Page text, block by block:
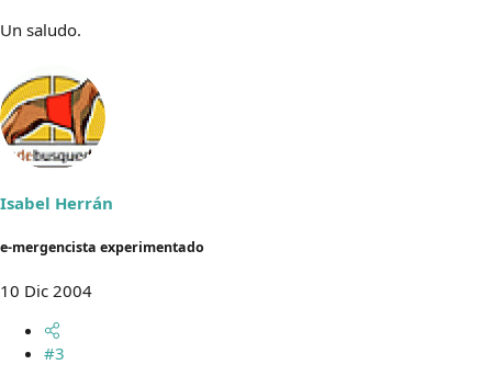
Un saludo.
Isabel Herrán
e-mergencista experimentado
10 Dic 2004
#3